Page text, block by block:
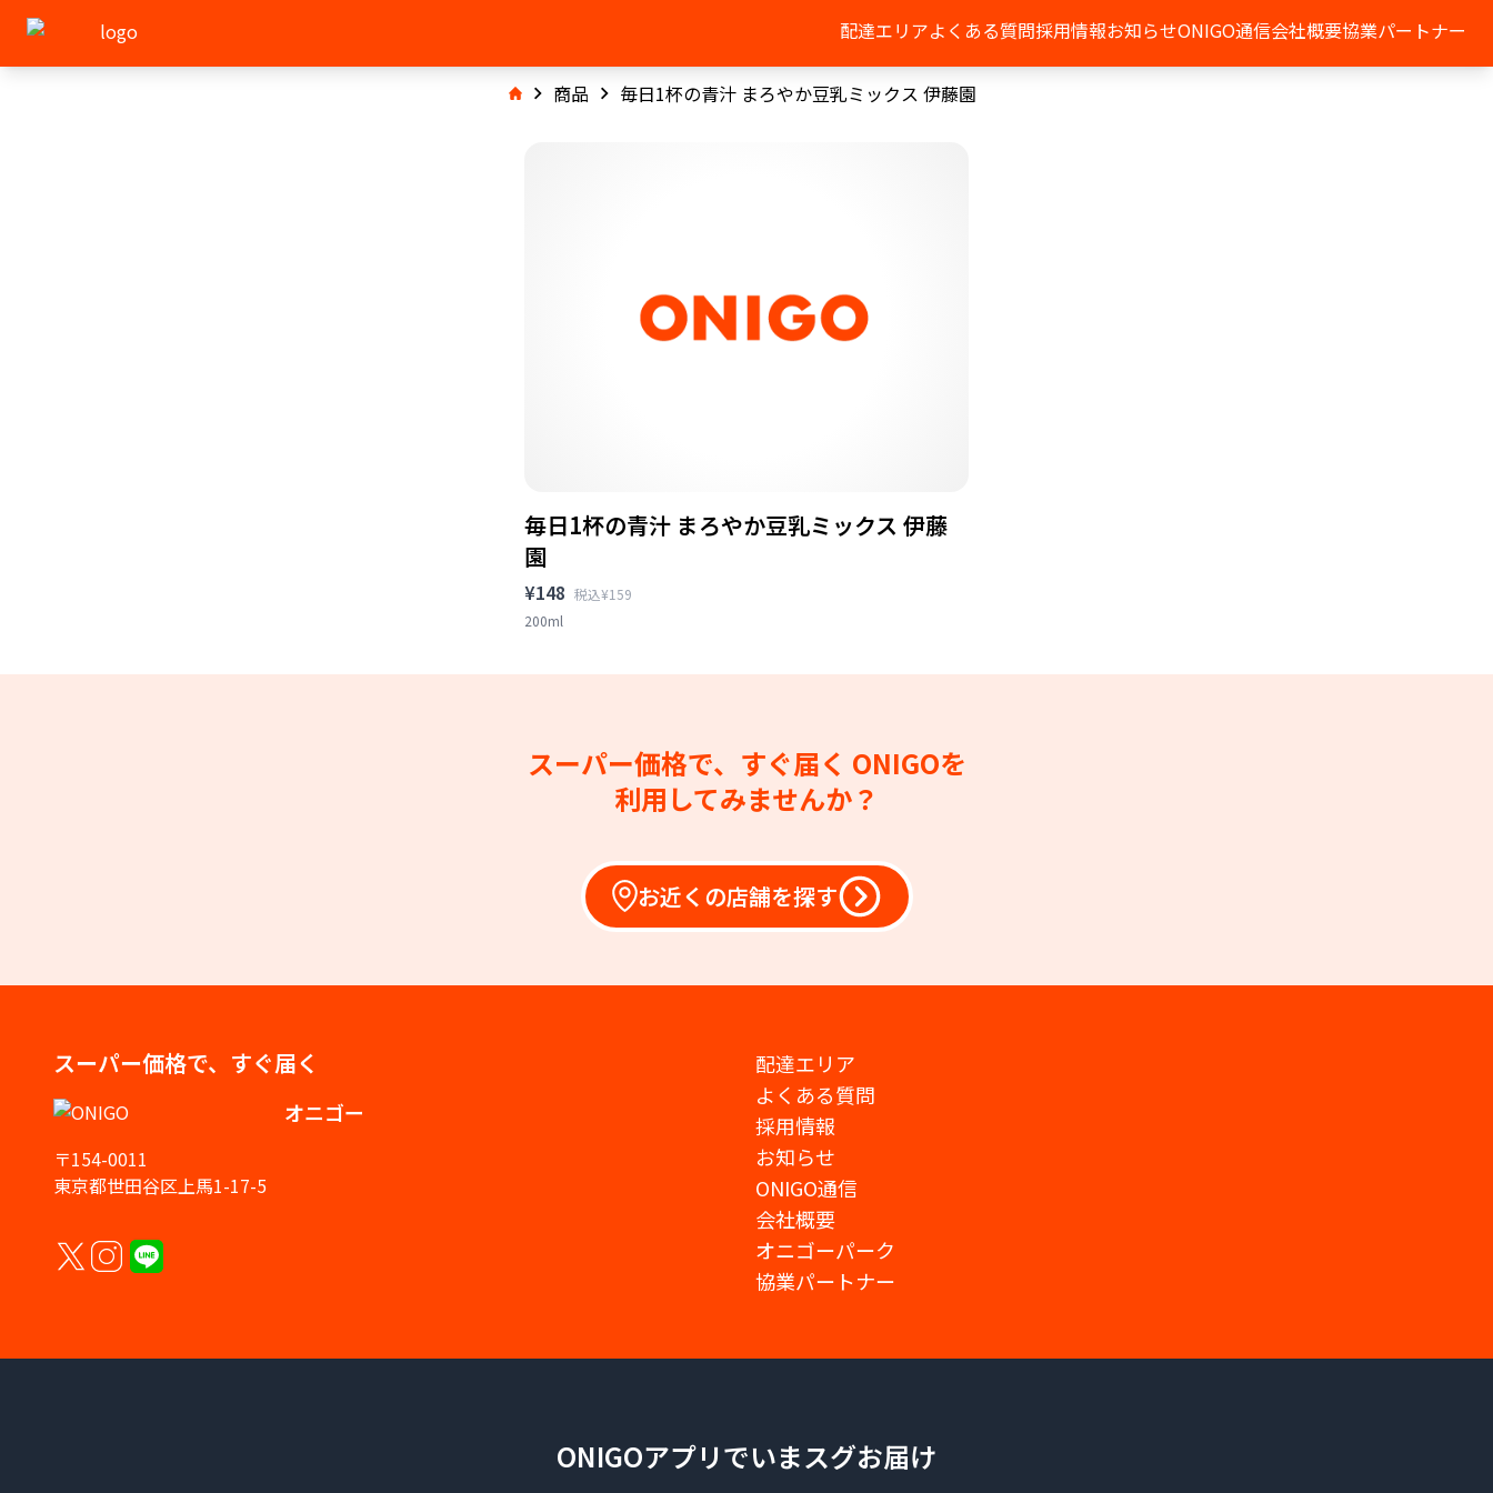
配達エリアよくある質問採用情報お知らせONIGO通信会社概要協業パートナー
商品 毎日1杯の青汁 まろやか豆乳ミックス 伊藤園
毎日1杯の青汁 まろやか豆乳ミックス 伊藤
園
¥148 税込¥159
200ml
スーパー価格で、すぐ届く ONIGOを
利用してみませんか？
お近くの店舗を探す
スーパー価格で、すぐ届く
オニゴー
〒154-0011
東京都世田谷区上馬1-17-5
配達エリア
よくある質問
採用情報
お知らせ
ONIGO通信
会社概要
オニゴーパーク
協業パートナー
ONIGOアプリでいまスグお届け